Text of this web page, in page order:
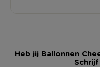
Heb jij Ballonnen